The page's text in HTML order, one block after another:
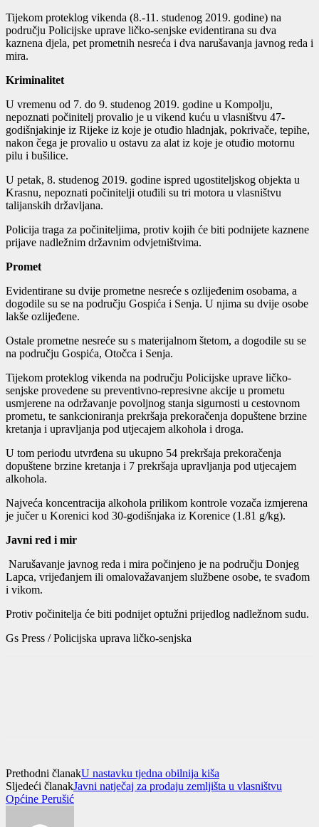
Tijekom proteklog vikenda (8.-11. studenog 2019. godine) na
području Policijske uprave ličko-senjske evidentirana su dva
kaznena djela, pet prometnih nesreća i dva narušavanja javnog reda i
mira.
Kriminalitet
U vremenu od 7. do 9. studenog 2019. godine u Kompolju,
nepoznati počinitelj provalio je u vikend kuću u vlasništvu 47-
godišnjakinje iz Rijeke iz koje je otuđio hladnjak, pokrivače, tepihe,
nakon čega je provalio u ostavu za alat iz koje je otuđio motornu
pilu i bušilice.
U petak, 8. studenog 2019. godine ispred ugostiteljskog objekta u
Krasnu, nepoznati počinitelji otuđili su tri motora u vlasništvu
talijanskih državljana.
Policija traga za počiniteljima, protiv kojih će biti podnijete kaznene
prijave nadležnim državnim odvjetništvima.
Promet
Evidentirane su dvije prometne nesreće s ozlijeđenim osobama, a
dogodile su se na području Gospića i Senja. U njima su dvije osobe
lakše ozlijeđene.
Ostale prometne nesreće su s materijalnom štetom, a dogodile su se
na području Gospića, Otočca i Senja.
Tijekom proteklog vikenda na području Policijske uprave ličko-
senjske provedene su preventivno-represivne akcije u prometu
usmjerene na održavanje povoljnog stanja sigurnosti u cestovnom
prometu, te sankcioniranja prekršaja prekoračenja dopuštene brzine
kretanja i upravljanja pod utjecajem alkohola i droga.
U tom periodu utvrđena su ukupno 54 prekršaja prekoračenja
dopuštene brzine kretanja i 7 prekršaja upravljanja pod utjecajem
alkohola.
Najveća koncentracija alkohola prilikom kontrole vozača izmjerena
je jučer u Korenici kod 30-godišnjaka iz Korenice (1.81 g/kg).
Javni red i mir
Narušavanje javnog reda i mira počinjeno je na području Donjeg
Lapca, vrijeđanjem ili omalovažavanjem službene osobe, te svađom
i vikom.
Protiv počinitelja će biti podnijet optužni prijedlog nadležnom sudu.
Gs Press / Policijska uprava ličko-senjska
Prethodni članakU nastavku tjedna obilnija kiša
Sljedeći članakJavni natječaj za prodaju zemljišta u vlasništvu
Općine Perušić